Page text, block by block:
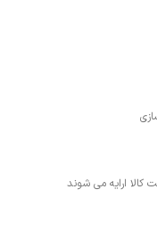
کالا ارایه می شوند